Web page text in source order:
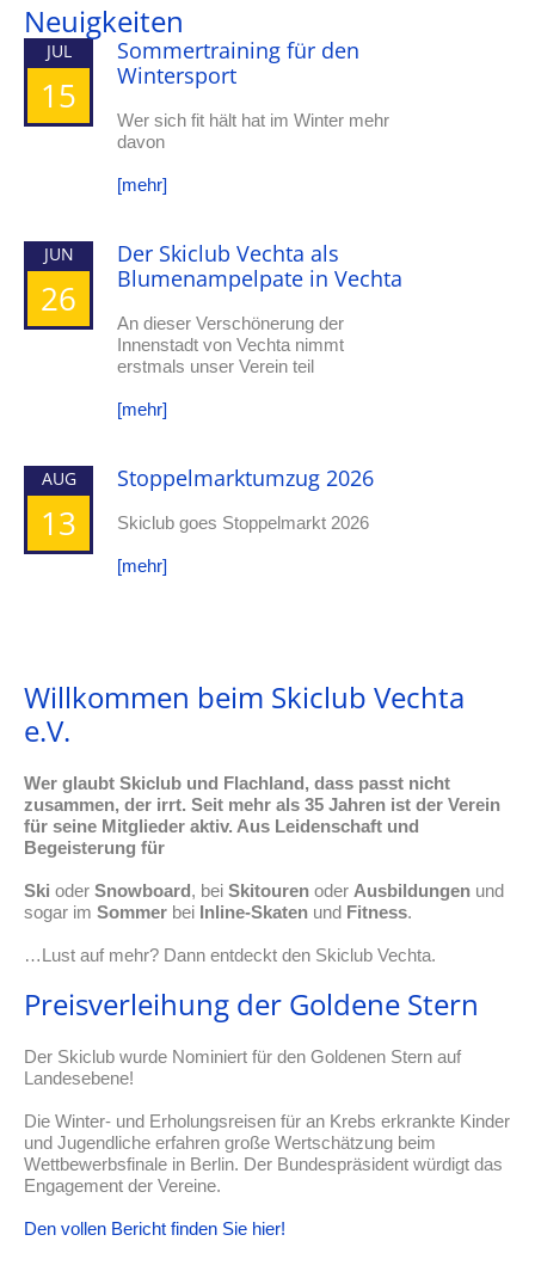
Neuigkeiten
JUL
15
Sommertraining für den
Wintersport
Wer sich fit hält hat im Winter mehr
davon
[mehr]
JUN
26
Der Skiclub Vechta als
Blumenampelpate in Vechta
An dieser Verschönerung der
Innenstadt von Vechta nimmt
erstmals unser Verein teil
[mehr]
AUG
13
Stoppelmarktumzug 2026
Skiclub goes Stoppelmarkt 2026
[mehr]
Willkommen beim Skiclub Vechta
e.V.
Wer glaubt Skiclub und Flachland, dass passt nicht
zusammen, der irrt. Seit mehr als 35 Jahren ist der Verein
für seine Mitglieder aktiv. Aus Leidenschaft und
Begeisterung für
Ski oder Snowboard, bei Skitouren oder Ausbildungen und
sogar im Sommer bei Inline-Skaten und Fitness.
…Lust auf mehr? Dann entdeckt den Skiclub Vechta.
Preisverleihung der Goldene Stern
Der Skiclub wurde Nominiert für den Goldenen Stern auf
Landesebene!
Die Winter- und Erholungsreisen für an Krebs erkrankte Kinder
und Jugendliche erfahren große Wertschätzung beim
Wettbewerbsfinale in Berlin. Der Bundespräsident würdigt das
Engagement der Vereine.
Den vollen Bericht finden Sie hier!